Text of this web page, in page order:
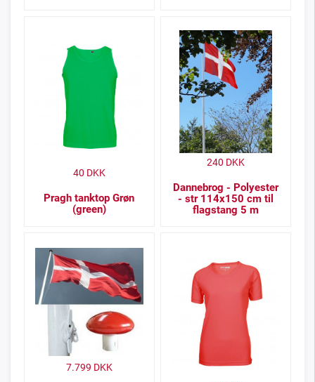
Pragh tanktop Grøn
(green)
40 DKK
Dannebrog - Polyester
- str 114x150 cm til
flagstang 5 m
240 DKK
7.799 DKK